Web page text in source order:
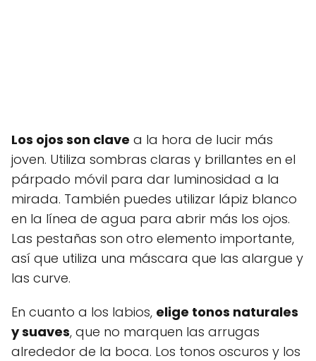
Los ojos son clave a la hora de lucir más
joven. Utiliza sombras claras y brillantes en el
párpado móvil para dar luminosidad a la
mirada. También puedes utilizar lápiz blanco
en la línea de agua para abrir más los ojos.
Las pestañas son otro elemento importante,
así que utiliza una máscara que las alargue y
las curve.
En cuanto a los labios, elige tonos naturales
y suaves, que no marquen las arrugas
alrededor de la boca. Los tonos oscuros y los